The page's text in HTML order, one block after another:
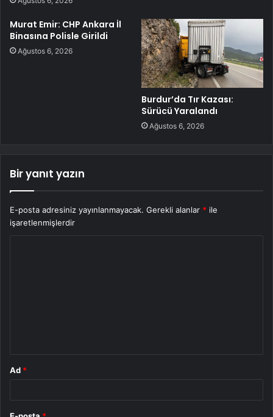
Murat Emir: CHP Ankara İl
Binasına Polisle Girildi
Ağustos 6, 2026
Burdur’da Tır Kazası:
Sürücü Yaralandı
Ağustos 6, 2026
Bir yanıt yazın
E-posta adresiniz yayınlanmayacak. Gerekli alanlar * ile
işaretlenmişlerdir
Ad *